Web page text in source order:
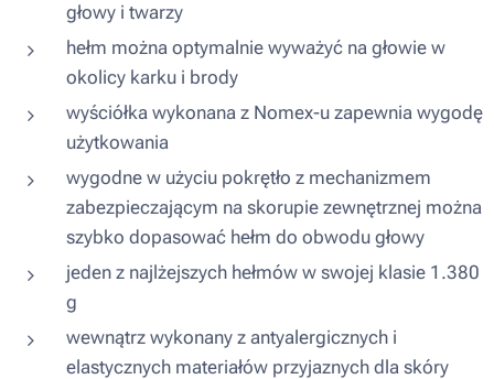
głowy i twarzy
hełm można optymalnie wyważyć na głowie w
okolicy karku i brody
wyściółka wykonana z Nomex-u zapewnia wygodę
użytkowania
wygodne w użyciu pokrętło z mechanizmem
zabezpieczającym na skorupie zewnętrznej można
szybko dopasować hełm do obwodu głowy
jeden z najlżejszych hełmów w swojej klasie 1.380
g
wewnątrz wykonany z antyalergicznych i
elastycznych materiałów przyjaznych dla skóry